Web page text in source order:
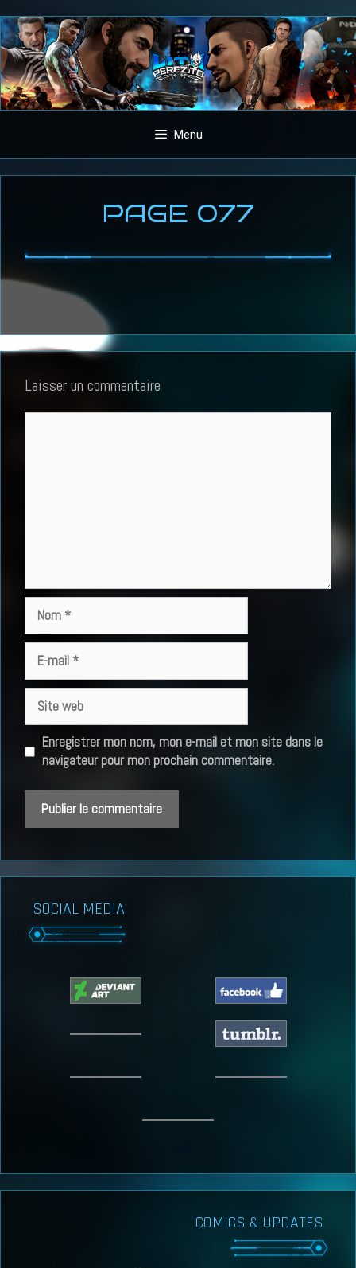
Aller
au
contenu
Menu
PAGE 077
Laisser un commentaire
mail
web
Enregistrer mon nom, mon e-mail et mon site dans le
navigateur pour mon prochain commentaire.
SOCIAL MEDIA
COMICS & UPDATES